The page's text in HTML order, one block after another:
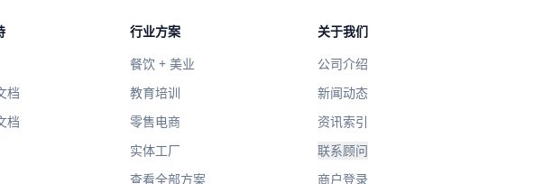
档
档
行业方案
餐饮 + 美业
教育培训
零售电商
实体工厂
查看全部方案
关于我们
公司介绍
新闻动态
资讯索引
联系顾问
商户登录